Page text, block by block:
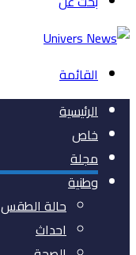
القائمة
الرئيسية
خاص
مجلة
وطنية
حالة الطقس
احداث